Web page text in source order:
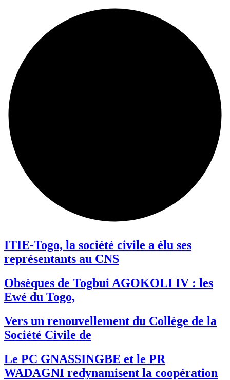
ITIE-Togo, la société civile a élu ses
représentants au CNS
Obsèques de Togbui AGOKOLI IV : les
Ewé du Togo,
Vers un renouvellement du Collège de la
Société Civile de
Le PC GNASSINGBE et le PR
WADAGNI redynamisent la coopération